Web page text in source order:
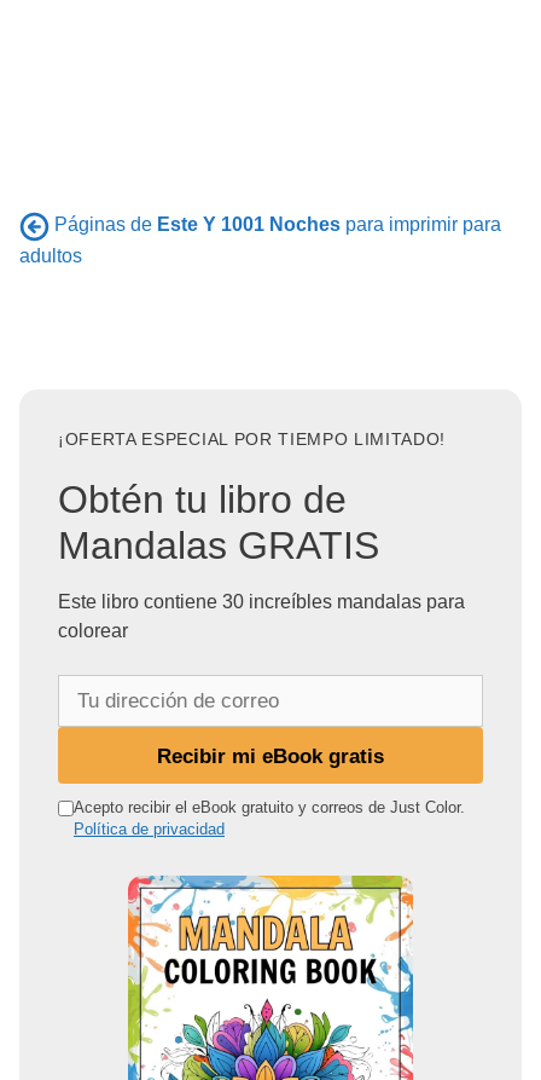
Páginas de Este Y 1001 Noches para imprimir para
adultos
¡OFERTA ESPECIAL POR TIEMPO LIMITADO!
Obtén tu libro de
Mandalas GRATIS
Este libro contiene 30 increíbles mandalas para
colorear
r
Recibir mi eBook gratis
Acepto recibir el eBook gratuito y correos de Just Color.
Política de privacidad